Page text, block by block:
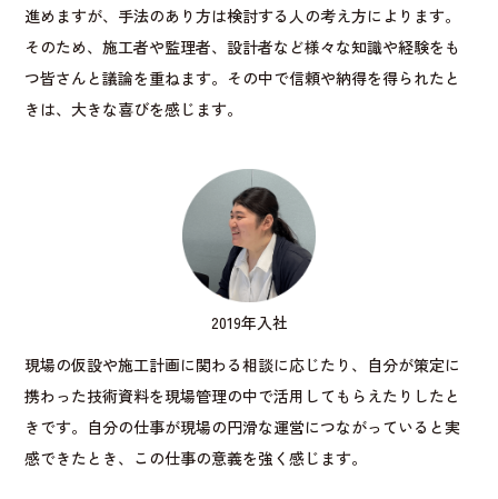
進めますが、手法のあり方は検討する人の考え方によります。
そのため、施工者や監理者、設計者など様々な知識や経験をも
つ皆さんと議論を重ねます。その中で信頼や納得を得られたと
きは、大きな喜びを感じます。
現場の仮設や施工計画に関わる相談に応じたり、自分が策定に
携わった技術資料を現場管理の中で活用してもらえたりしたと
きです。自分の仕事が現場の円滑な運営につながっていると実
感できたとき、この仕事の意義を強く感じます。
2019年入社